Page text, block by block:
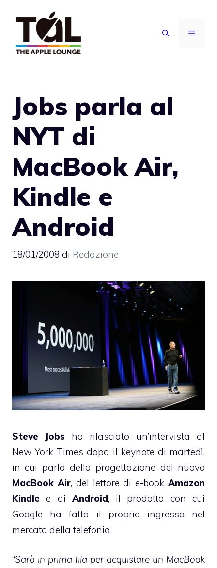
contenuto
MENU
Jobs parla al
NYT di
MacBook Air,
Kindle e
Android
18/01/2008 di Redazione
Steve Jobs ha rilasciato un’intervista al
New York Times dopo il keynote di martedì,
in cui parla della progettazione del nuovo
MacBook Air, del lettore di e-bookAmazon
Kindle e di Android, il prodotto con cui
Google ha fatto il proprio ingresso nel
mercato della telefonia.
“Sarò in prima fila per acquistare un MacBook